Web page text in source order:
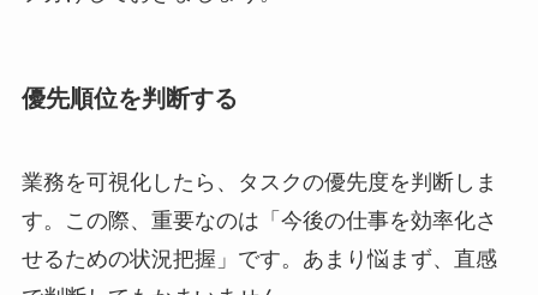
優先順位を判断する
業務を可視化したら、タスクの優先度を判断しま
す。この際、重要なのは「今後の仕事を効率化さ
せるための状況把握」です。あまり悩まず、直感